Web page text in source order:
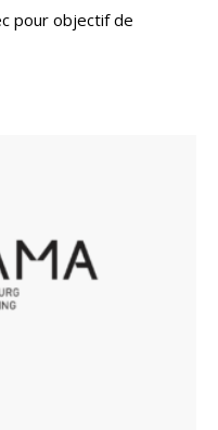
pour objectif de